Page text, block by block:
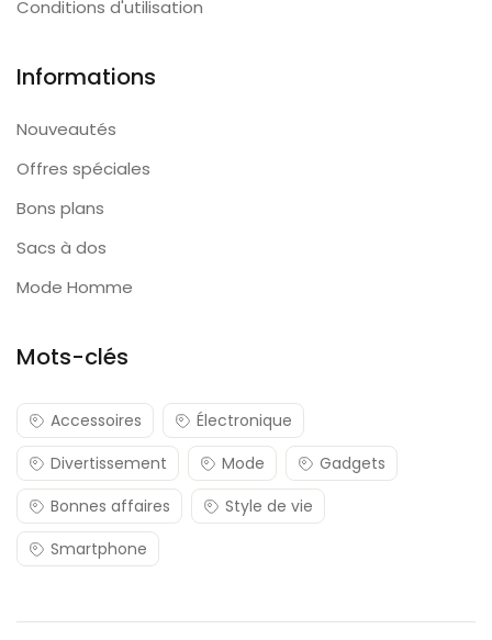
Conditions d'utilisation
Informations
Nouveautés
Offres spéciales
Bons plans
Sacs à dos
Mode Homme
Mots-clés
Accessoires
Électronique
Divertissement
Mode
Gadgets
Bonnes affaires
Style de vie
Smartphone